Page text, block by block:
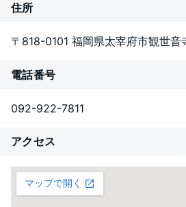
住所
〒818-0101 福岡県太宰府市観世音
電話番号
092-922-7811
アクセス